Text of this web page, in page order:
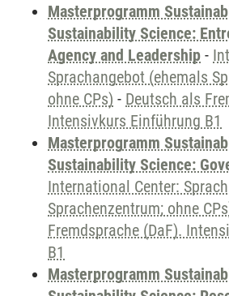
Masterprogramm
Sustainability Science:
Agency and Leadership -
Sprachangebot (ehemals
ohne CPs) - Deutsch als
Intensivkurs Einführung B1
Masterprogramm
Sustainability Science:
International Center:
Sprachenzentrum; ohne
Fremdsprache (DaF).
B1
Masterprogramm